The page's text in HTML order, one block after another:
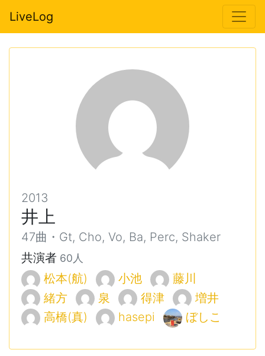
LiveLog
2013
井上
47曲・Gt, Cho, Vo, Ba, Perc, Shaker
共演者 60人
松本(航) 小池
藤川
緒方
泉 得津
増井
高橋(真)
hasepi ぼしこ